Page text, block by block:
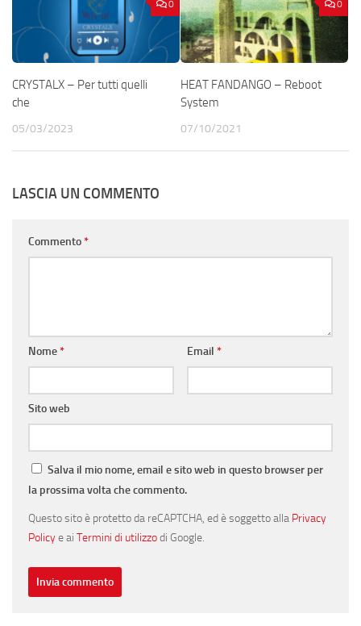
0
CRYSTALX – Per tutti quelli
che
05/03/2023
0
HEAT FANDANGO – Reboot
System
07/10/2021
LASCIA UN COMMENTO
Commento*
Nome* Email *
Sito web
Salva il mio nome, email e sito web in questo browser per
la prossima volta che commento.
Questo sito è protetto da reCAPTCHA, ed è soggetto alla Privacy
Policye ai Termini di utilizzodi Google.